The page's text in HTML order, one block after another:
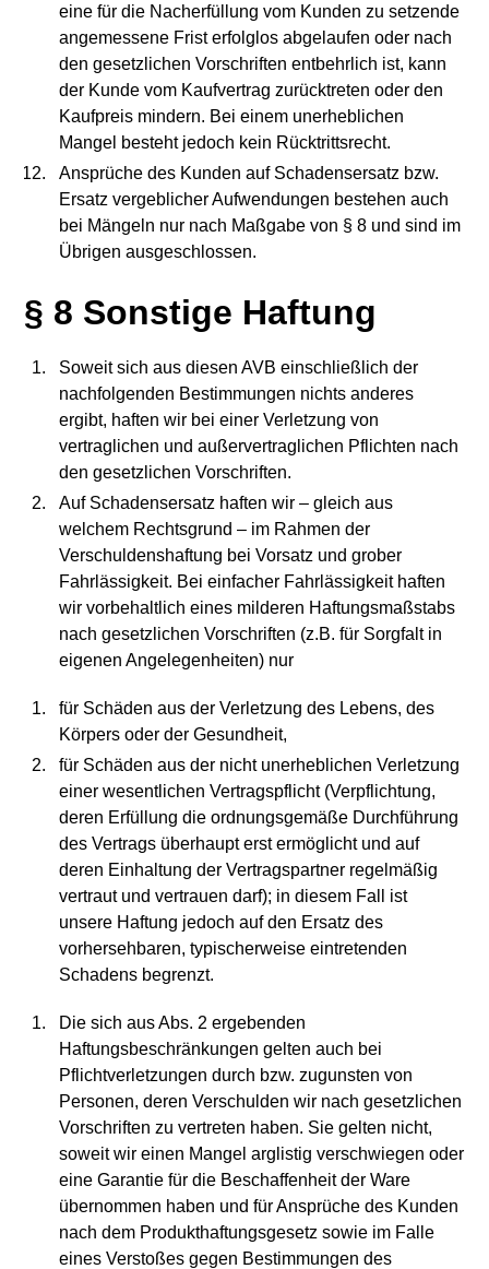
eine für die Nacherfüllung vom Kunden zu setzende
angemessene Frist erfolglos abgelaufen oder nach
den gesetzlichen Vorschriften entbehrlich ist, kann
der Kunde vom Kaufvertrag zurücktreten oder den
Kaufpreis mindern. Bei einem unerheblichen
Mangel besteht jedoch kein Rücktrittsrecht.
Ansprüche des Kunden auf Schadensersatz bzw.
Ersatz vergeblicher Aufwendungen bestehen auch
bei Mängeln nur nach Maßgabe von § 8 und sind im
Übrigen ausgeschlossen.
§ 8 Sonstige Haftung
Soweit sich aus diesen AVB einschließlich der
nachfolgenden Bestimmungen nichts anderes
ergibt, haften wir bei einer Verletzung von
vertraglichen und außervertraglichen Pflichten nach
den gesetzlichen Vorschriften.
Auf Schadensersatz haften wir – gleich aus
welchem Rechtsgrund – im Rahmen der
Verschuldenshaftung bei Vorsatz und grober
Fahrlässigkeit. Bei einfacher Fahrlässigkeit haften
wir vorbehaltlich eines milderen Haftungsmaßstabs
nach gesetzlichen Vorschriften (z.B. für Sorgfalt in
eigenen Angelegenheiten) nur
für Schäden aus der Verletzung des Lebens, des
Körpers oder der Gesundheit,
für Schäden aus der nicht unerheblichen Verletzung
einer wesentlichen Vertragspflicht (Verpflichtung,
deren Erfüllung die ordnungsgemäße Durchführung
des Vertrags überhaupt erst ermöglicht und auf
deren Einhaltung der Vertragspartner regelmäßig
vertraut und vertrauen darf); in diesem Fall ist
unsere Haftung jedoch auf den Ersatz des
vorhersehbaren, typischerweise eintretenden
Schadens begrenzt.
Die sich aus Abs. 2 ergebenden
Haftungsbeschränkungen gelten auch bei
Pflichtverletzungen durch bzw. zugunsten von
Personen, deren Verschulden wir nach gesetzlichen
Vorschriften zu vertreten haben. Sie gelten nicht,
soweit wir einen Mangel arglistig verschwiegen oder
eine Garantie für die Beschaffenheit der Ware
übernommen haben und für Ansprüche des Kunden
nach dem Produkthaftungsgesetz sowie im Falle
eines Verstoßes gegen Bestimmungen des